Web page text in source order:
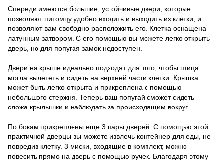
Спереди имеются большие, устойчивые двери, которые
позволяют питомцу удобно входить и выходить из клетки, и
позволяют вам свободно расположить его. Клетка оснащена
латунным затвором. С его помощью вы можете легко открыть
дверь, но для попугая замок недоступен.
Двери на крыше идеально подходят для того, чтобы птица
могла вылететь и сидеть на верхней части клетки.
Крышка
может быть легко открыта и прикреплена с помощью
небольшого стержня. Теперь ваш попугай сможет сидеть
сложа крылышки и наблюдать за происходящим вокруг.
По бокам прикреплены еще 3 пары дверей. С помощью этой
практичной дверцы вы можете извлечь контейнер для еды, не
повредив клетку. 3 миски, входящие в комплект, можно
повесить прямо на дверь с помощью ручек. Благодаря этому